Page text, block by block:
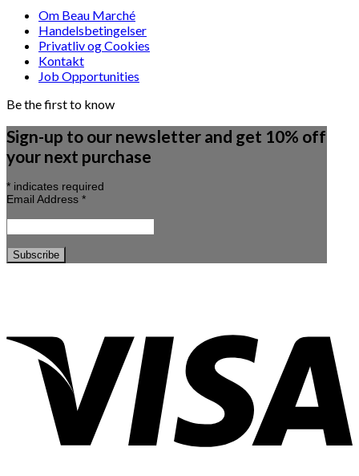
Om Beau Marché
Handelsbetingelser
Privatliv og Cookies
Kontakt
Job Opportunities
Be the first to know
Sign-up to our newsletter and get 10% off
your next purchase
* indicates required
Email Address *